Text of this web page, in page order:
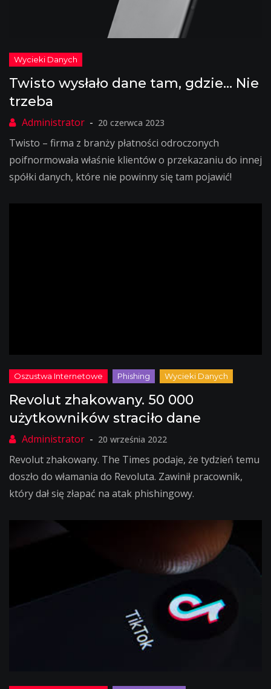
Twisto wysłało dane tam, gdzie… Nie
trzeba
20 czerwca 2023
Twisto – firma z branży płatności odroczonych
poifnormowała właśnie klientów o przekazaniu do innej
spółki danych, które nie powinny się tam pojawić!
Revolut zhakowany. 50 000
użytkowników straciło dane
20 września 2022
Revolut zhakowany. The Times podaje, że tydzień temu
doszło do włamania do Revoluta. Zawinił pracownik,
który dał się złapać na atak phishingowy.